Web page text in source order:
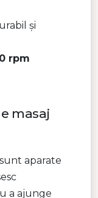
și
rpm
masaj
aparate
a ajunge